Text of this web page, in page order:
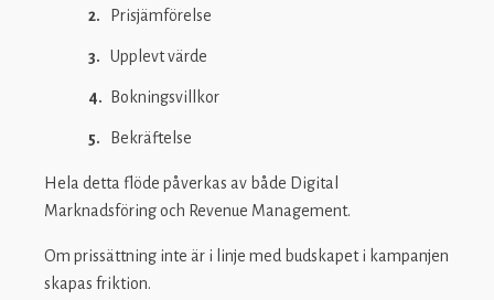
Prisjämförelse
Upplevt värde
Bokningsvillkor
Bekräftelse
Hela detta flöde påverkas av både Digital
Marknadsföring och Revenue Management.
Om prissättning inte är i linje med budskapet i kampanjen
skapas friktion.